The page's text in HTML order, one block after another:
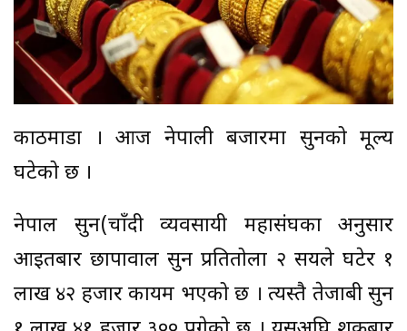
काठमाडौं । आज नेपाली बजारमा सुनको मूल्य
घटेको छ ।
नेपाल सुन(चाँदी व्यवसायी महासंघका अनुसार
आइतबार छापावाल सुन प्रतितोला २ सयले घटेर १
लाख ४२ हजार कायम भएको छ । त्यस्तै तेजाबी सुन